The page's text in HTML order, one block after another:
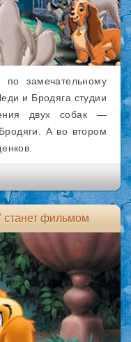
замечательному
и Бродяга студии
двух собак —
А во втором
фильмом